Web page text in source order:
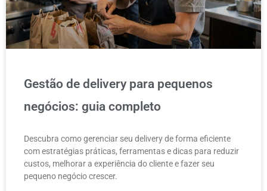
Gestão de delivery para pequenos
negócios: guia completo
Descubra como gerenciar seu delivery de forma eficiente
com estratégias práticas, ferramentas e dicas para reduzir
custos, melhorar a experiência do cliente e fazer seu
pequeno negócio crescer.